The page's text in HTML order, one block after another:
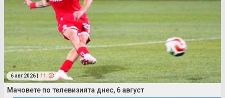
6 авг 2026 | 11
Мачовете по телевизията днес, 6 август